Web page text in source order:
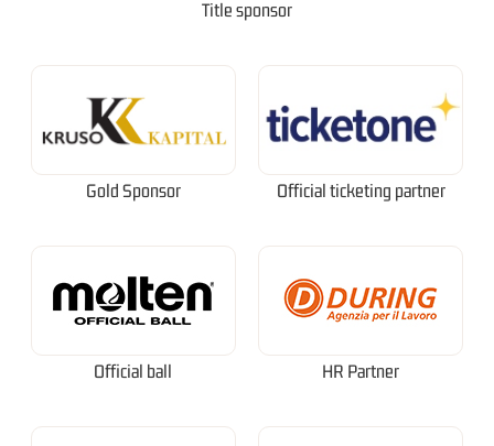
Title sponsor
Gold Sponsor Official ticketing partner
Official ball HR Partner